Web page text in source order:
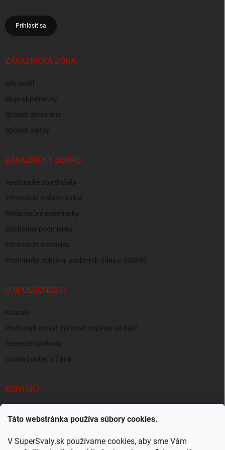
Táto webstránka používa súbory cookies.
V SuperSvaly.sk používame cookies, aby sme Vám
Prihlásiť sa
ZÁKAZNÍCKA ZÓNA
Môj profil
Moje objednávky
Spôsob doručenia
Spôsob platby
ZÁKAZNÍCKY SERVIS
Telefonické objednávky
Informácie o stave balíka
Reklamačné podmienky
Obchodné podmienky
Informácie o cookies
Podmienky ochrany osobných údajov (GDPR)
O SPOLOČNOSTI
Kontakt
Prečo nakupovať výživové doplnky od nás?
Recenzie obchodu
Osobný odber v Žiline
KONTAKT